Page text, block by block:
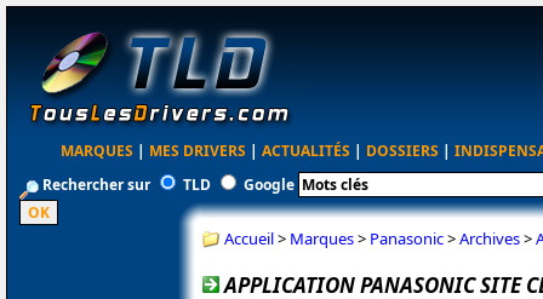
MARQUES | MES DRIVERS | ACTUALITÉS | DOSSIERS |
Rechercher sur
TLD Google
Accueil> Marques> Panasonic>Archives>
APPLICATION PANASONIC SITE